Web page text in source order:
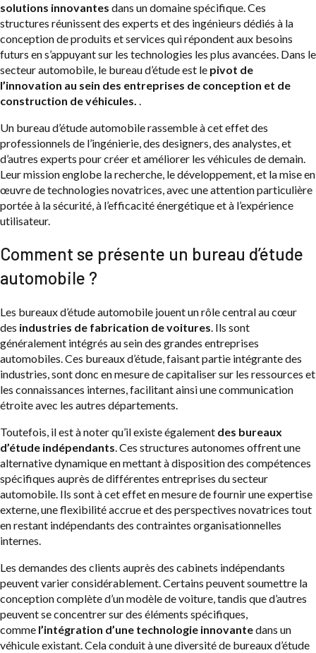
solutions innovantes dans un domaine spécifique. Ces
structures réunissent des experts et des ingénieurs dédiés à la
conception de produits et services qui répondent aux besoins
futurs en s’appuyant sur les technologies les plus avancées. Dans le
secteur automobile, le bureau d’étude est le pivot de
l’innovation au sein des entreprises de conception et de
construction de véhicules.
Un bureau d’étude automobile rassemble à cet effet des
professionnels de l’ingénierie, des designers, des analystes, et
d’autres experts pour créer et améliorer les véhicules de demain.
Leur mission englobe la recherche, le développement, et la mise en
œuvre de technologies novatrices, avec une attention particulière
portée à la sécurité, à l’efficacité énergétique et à l’expérience
utilisateur.
Comment se présente un bureau d’étude
automobile ?
Les bureaux d’étude automobile jouent un rôle central au cœur
des industries de fabrication de voitures. Ils sont
généralement intégrés au sein des grandes entreprises
automobiles. Ces bureaux d’étude, faisant partie intégrante des
industries, sont donc en mesure de capitaliser sur les ressources et
les connaissances internes, facilitant ainsi une communication
étroite avec les autres départements.
Toutefois, il est à noter qu’il existe également des bureaux
d’étude indépendants. Ces structures autonomes offrent une
alternative dynamique en mettant à disposition des compétences
spécifiques auprès de différentes entreprises du secteur
automobile. Ils sont à cet effet en mesure de fournir une expertise
externe, une flexibilité accrue et des perspectives novatrices tout
en restant indépendants des contraintes organisationnelles
internes.
Les demandes des clients auprès des cabinets indépendants
peuvent varier considérablement. Certains peuvent soumettre la
conception complète d’un modèle de voiture, tandis que d’autres
peuvent se concentrer sur des éléments spécifiques,
comme l’intégration d’une technologie innovantedans un
véhicule existant. Cela conduit à une diversité de bureaux d’étude